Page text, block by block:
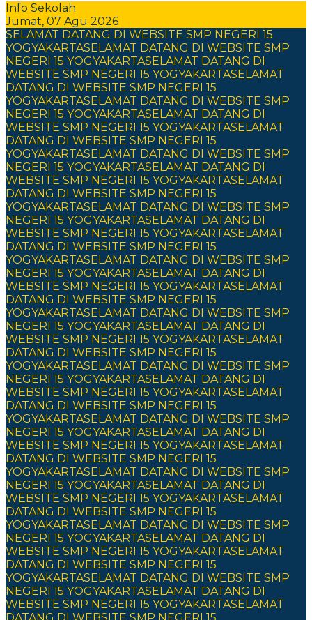
Info Sekolah
Jumat, 07 Agu 2026
SELAMAT DATANG DI WEBSITE SMP NEGERI 15
YOGYAKARTASELAMAT DATANG DI WEBSITE SMP
NEGERI 15 YOGYAKARTASELAMAT DATANG DI
WEBSITE SMP NEGERI 15 YOGYAKARTASELAMAT
DATANG DI WEBSITE SMP NEGERI 15
YOGYAKARTASELAMAT DATANG DI WEBSITE SMP
NEGERI 15 YOGYAKARTASELAMAT DATANG DI
WEBSITE SMP NEGERI 15 YOGYAKARTASELAMAT
DATANG DI WEBSITE SMP NEGERI 15
YOGYAKARTASELAMAT DATANG DI WEBSITE SMP
NEGERI 15 YOGYAKARTASELAMAT DATANG DI
WEBSITE SMP NEGERI 15 YOGYAKARTASELAMAT
DATANG DI WEBSITE SMP NEGERI 15
YOGYAKARTASELAMAT DATANG DI WEBSITE SMP
NEGERI 15 YOGYAKARTASELAMAT DATANG DI
WEBSITE SMP NEGERI 15 YOGYAKARTASELAMAT
DATANG DI WEBSITE SMP NEGERI 15
YOGYAKARTASELAMAT DATANG DI WEBSITE SMP
NEGERI 15 YOGYAKARTASELAMAT DATANG DI
WEBSITE SMP NEGERI 15 YOGYAKARTASELAMAT
DATANG DI WEBSITE SMP NEGERI 15
YOGYAKARTASELAMAT DATANG DI WEBSITE SMP
NEGERI 15 YOGYAKARTASELAMAT DATANG DI
WEBSITE SMP NEGERI 15 YOGYAKARTASELAMAT
DATANG DI WEBSITE SMP NEGERI 15
YOGYAKARTASELAMAT DATANG DI WEBSITE SMP
NEGERI 15 YOGYAKARTASELAMAT DATANG DI
WEBSITE SMP NEGERI 15 YOGYAKARTASELAMAT
DATANG DI WEBSITE SMP NEGERI 15
YOGYAKARTASELAMAT DATANG DI WEBSITE SMP
NEGERI 15 YOGYAKARTASELAMAT DATANG DI
WEBSITE SMP NEGERI 15 YOGYAKARTASELAMAT
DATANG DI WEBSITE SMP NEGERI 15
YOGYAKARTASELAMAT DATANG DI WEBSITE SMP
NEGERI 15 YOGYAKARTASELAMAT DATANG DI
WEBSITE SMP NEGERI 15 YOGYAKARTASELAMAT
DATANG DI WEBSITE SMP NEGERI 15
YOGYAKARTASELAMAT DATANG DI WEBSITE SMP
NEGERI 15 YOGYAKARTASELAMAT DATANG DI
WEBSITE SMP NEGERI 15 YOGYAKARTASELAMAT
DATANG DI WEBSITE SMP NEGERI 15
YOGYAKARTASELAMAT DATANG DI WEBSITE SMP
NEGERI 15 YOGYAKARTASELAMAT DATANG DI
WEBSITE SMP NEGERI 15 YOGYAKARTASELAMAT